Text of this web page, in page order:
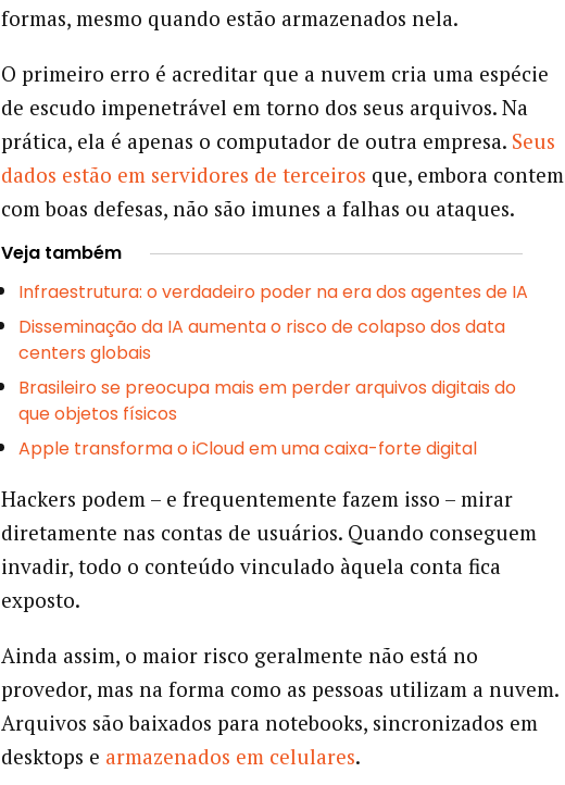
formas, mesmo quando estão armazenados nela.
O primeiro erro é acreditar que a nuvem cria uma espécie
de escudo impenetrável em torno dos seus arquivos. Na
prática, ela é apenas o computador de outra empresa. Seus
dados estão em servidores de terceiros que, embora contem
com boas defesas, não são imunes a falhas ou ataques.
Veja também
Infraestrutura: o verdadeiro poder na era dos agentes de IA
Disseminação da IA aumenta o risco de colapso dos data
centers globais
Brasileiro se preocupa mais em perder arquivos digitais do
que objetos físicos
Apple transforma o iCloud em uma caixa-forte digital
Hackers podem – e frequentemente fazem isso – mirar
diretamente nas contas de usuários. Quando conseguem
invadir, todo o conteúdo vinculado àquela conta fica
exposto.
Ainda assim, o maior risco geralmente não está no
provedor, mas na forma como as pessoas utilizam a nuvem.
Arquivos são baixados para notebooks, sincronizados em
desktops e armazenados em celulares.